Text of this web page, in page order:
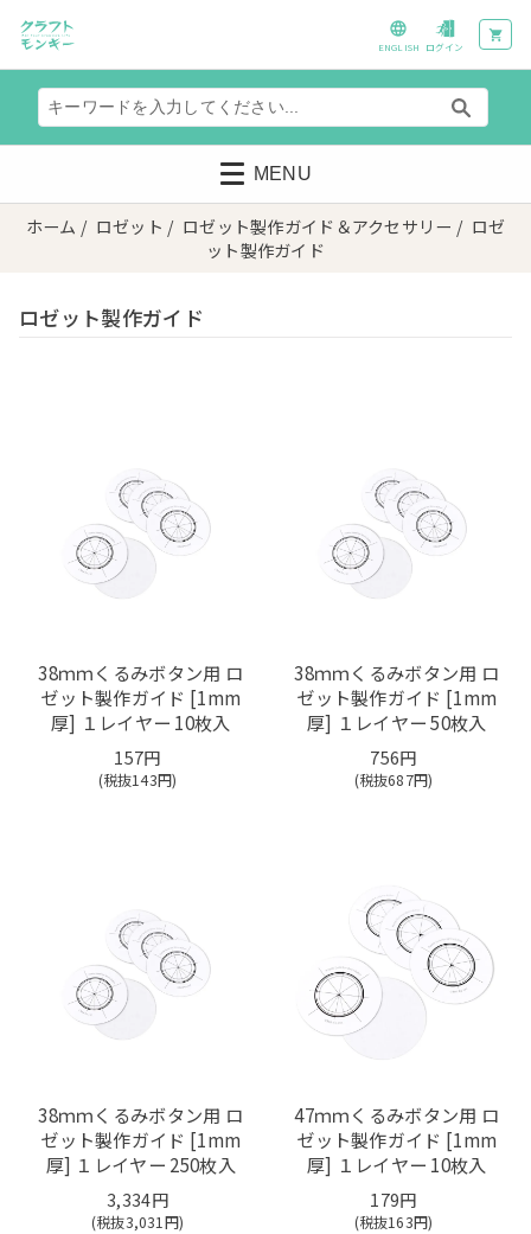
ログイン
ENGLISH
MENU
ホーム / ロゼット / ロゼット製作ガイド＆アクセサリー / ロゼ
ット製作ガイド
ロゼット製作ガイド
38ｍｍくるみボタン用 ロ
ゼット製作ガイド [1mm
厚] １レイヤー 10枚入
157円
(税抜143円)
38ｍｍくるみボタン用 ロ
ゼット製作ガイド [1mm
厚] １レイヤー 50枚入
756円
(税抜687円)
38ｍｍくるみボタン用 ロ
ゼット製作ガイド [1mm
厚] １レイヤー 250枚入
3,334円
(税抜3,031円)
47ｍｍくるみボタン用 ロ
ゼット製作ガイド [1mm
厚] １レイヤー 10枚入
179円
(税抜163円)